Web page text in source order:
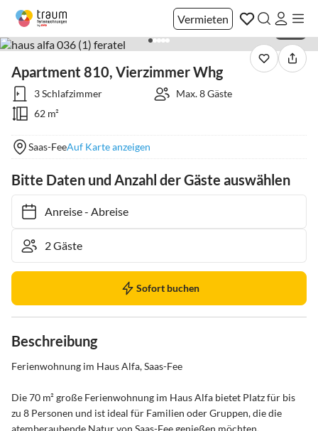
Vermieten
Apartment 810, Vierzimmer Whg
3 Schlafzimmer
Max. 8 Gäste
62 m²
Saas-FeeAuf Karte anzeigen
Bitte Daten und Anzahl der Gäste auswählen
Anreise- Abreise
Sofort buchen
Beschreibung
Ferienwohnung im Haus Alfa, Saas-Fee
Die 70 m² große Ferienwohnung im Haus Alfa bietet Platz für bis
zu 8 Personen und ist ideal für Familien oder Gruppen, die die
atemberaubende Natur von Saas-Fee genießen möchten.